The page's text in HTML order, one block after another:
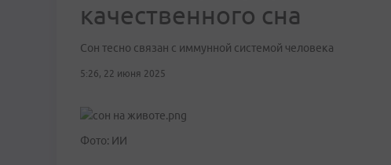
качественного сна
Сон тесно связан с иммунной системой человека
5:26, 22 июня 2025
Фото: ИИ